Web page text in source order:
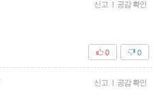
신고 | 공감 확인
0
0
신고 | 공감 확인